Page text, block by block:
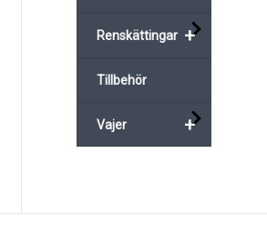
+
Renskättingar
Tillbehör
+
Vajer